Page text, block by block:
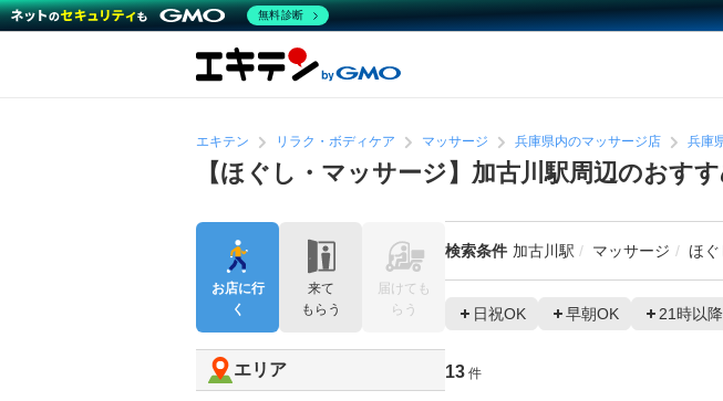
エキテン リラク・ボディケア マッサージ 兵庫県内のマッサージ店 兵庫
【ほぐし・マッサージ】加古川駅周辺のおす
検索条件 加古川駅 マッサージ ほぐ
日祝OK 早朝OK 21時以
13 件
お店に行
く
来て
もらう
届けても
らう
エリア
無料診断